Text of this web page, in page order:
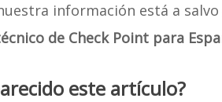
información está a
de Check Point para
este artículo?